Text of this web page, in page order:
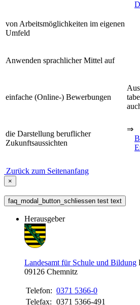
von Arbeitsmöglichkeiten im eigenen
Umfeld
Anwenden sprachlicher Mittel auf
einfache (Online-) Bewerbungen
die Darstellung beruflicher
Zukunftsaussichten
⇒
Zurück zum Seitenanfang
×
faq_modal_button_schliessen test text
Herausgeber
Landesamt für Schule und Bildung
09126 Chemnitz
Telefon: 0371 5366-0
Telefax: 0371 5366-491